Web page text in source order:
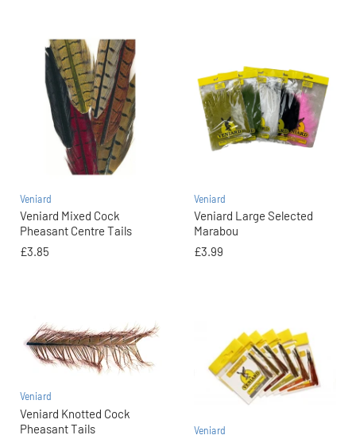
Veniard
Veniard Mixed Cock
Pheasant Centre Tails
£3.85
Veniard
Veniard Large Selected
Marabou
£3.99
Veniard
Veniard Knotted Cock
Pheasant Tails
Veniard